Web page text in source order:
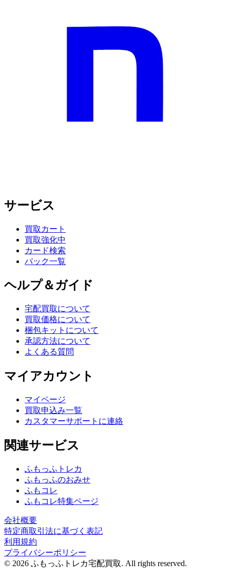
サービス
買取カート
買取強化中
カード検索
パック一覧
ヘルプ＆ガイド
宅配買取について
買取価格について
梱包キットについて
承認方法について
よくある質問
マイアカウント
マイページ
買取申込み一覧
カスタマーサポートに連絡
関連サービス
ふもっふトレカ
ふもっふのおみせ
ふもコレ
ふもコレ特集ページ
会社概要
特定商取引法に基づく表記
利用規約
プライバシーポリシー
© 2026 ふもっふトレカ宅配買取. All rights reserved.